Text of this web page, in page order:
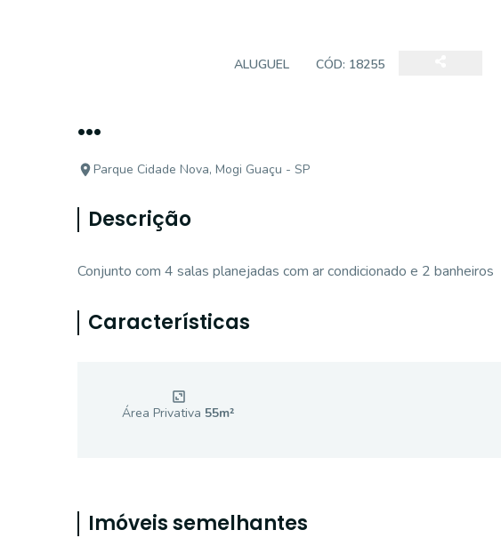
ALUGUEL CÓD: 18255
...
Parque Cidade Nova, Mogi Guaçu - SP
Descrição
Conjunto com 4 salas planejadas com ar condicionado e 2 banheiros
Características
Área Privativa 55m²
Imóveis semelhantes